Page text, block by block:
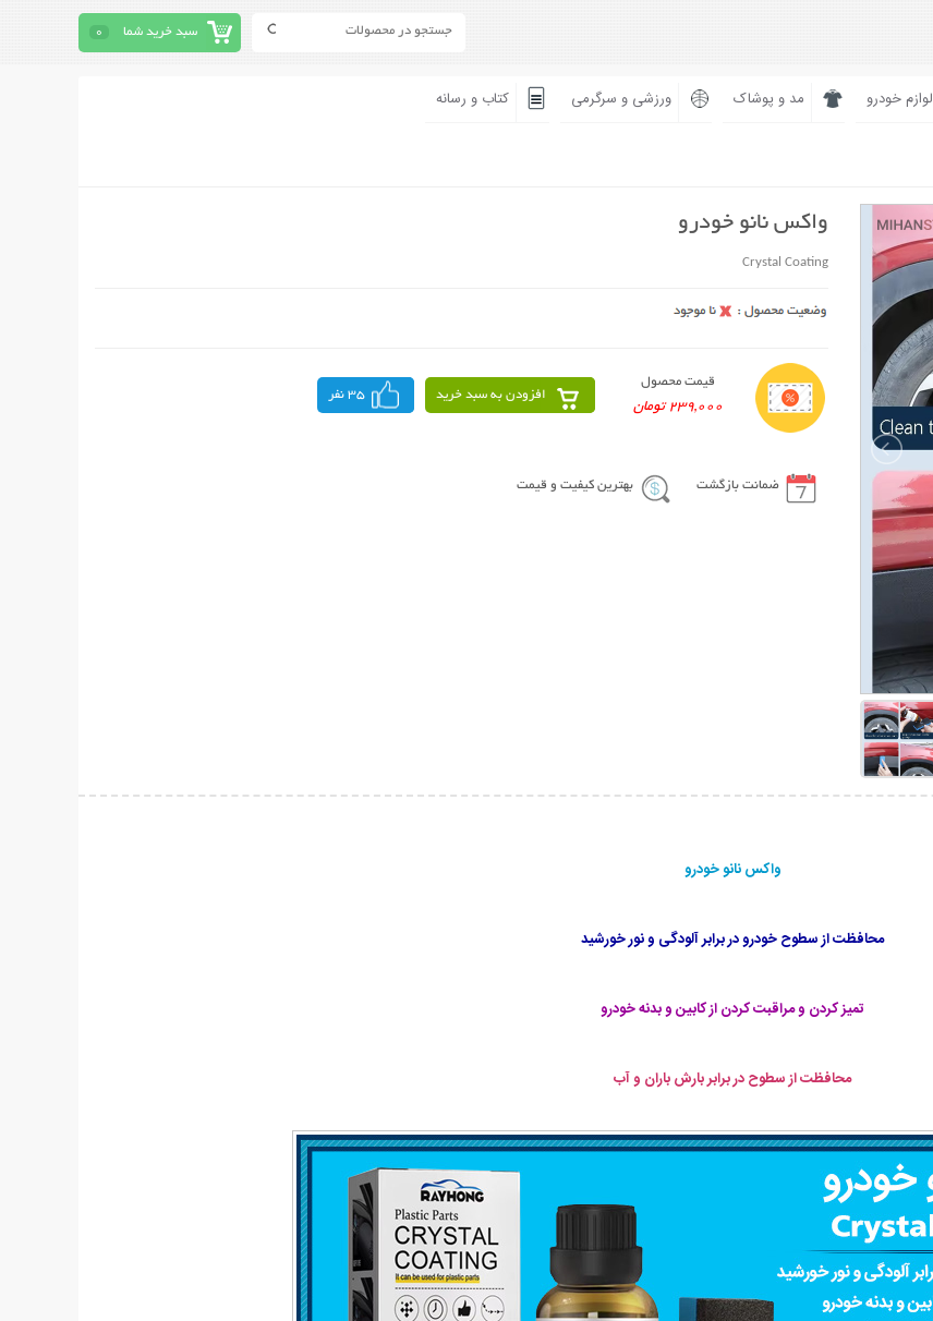
سبد خرید شما 0
لوازم خودرو مد و پوشاک ورزشی و سرگرمی کتاب و رسانه
واکس نانو خودرو
Crystal Coating
قیمت محصول
239,000 تومان
افزودن به سبد خرید 35 نفر
ضمانت بازگشت بهترین کیفیت و قیمت
واکس نانو خودرو
محافظت از سطوح خودرو در برابر آلودگی و نور خورشید
تمیز کردن و مراقبت کردن از کابین و بدنه خودرو
محافظت از سطوح در برابر بارش باران و آب